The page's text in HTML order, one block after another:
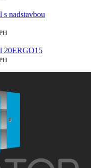
nadstavbou
20ERGO15